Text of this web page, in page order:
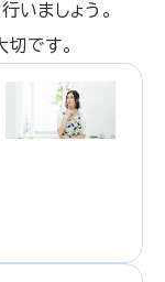
いましょう。
です。